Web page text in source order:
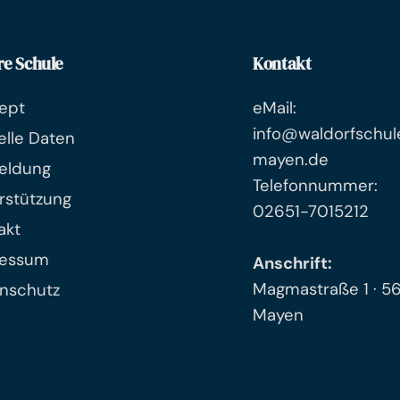
Schule
Daten
Kontakt
eMail:
mayen.de
Telefonnummer:
02651-7015212
Anschrift:
Magmastraße 1 ·
Mayen